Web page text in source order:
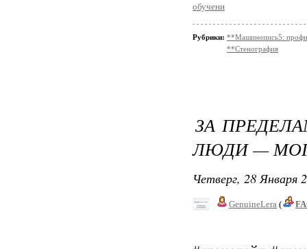
обучени
Рубрики: **Машинопись5: профи
**Стенография
ЗА
ЛЮДИ —
Четверг, 28 Января
GenuineLera (